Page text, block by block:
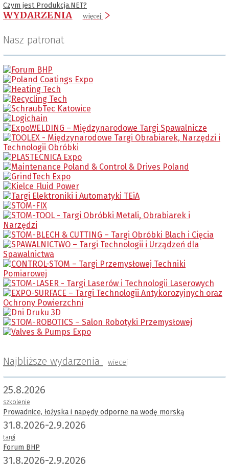
Czym jest Produkcja.NET?
WYDARZENIA więcej
Nasz patronat
Najbliższe wydarzenia wiecej
25.8.2026
szkolenie
Prowadnice, łożyska i napędy odporne na wodę morską
31.8.2026-2.9.2026
targi
Forum BHP
31.8.2026-2.9.2026